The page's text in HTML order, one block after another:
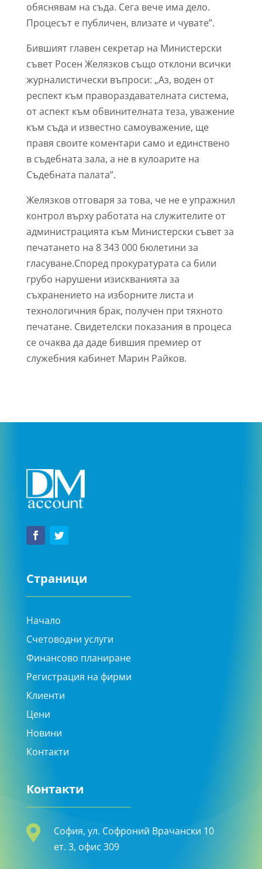
обяснявам на съда. Сега вече има дело.
Процесът е публичен, влизате и чувате”.
Бившият главен секретар на Министерски
съвет Росен Желязков също отклони всички
журналистически въпроси: „Аз, воден от
респект към правораздавателната система,
от аспект към обвинителната теза, уважение
към съда и известно самоуважение, ще
правя своите коментари само и единствено
в съдебната зала, а не в кулоарите на
Съдебната палата”.
Желязков отговаря за това, че не е упражнил
контрол върху работата на служителите от
администрацията към Министерски съвет за
печатането на 8 343 000 бюлетини за
гласуване.Според прокуратурата са били
грубо нарушени изискванията за
съхранението на изборните листа и
технологичния брак, получен при тяхното
печатане. Свидетелски показания в процеса
се очаква да даде бившия премиер от
служебния кабинет Марин Райков.
Страници
Начало
Счетоводни услуги
Финансово планиране
Регистрация на фирми
Клиенти
Цени
Новини
Контакти
Контакти

София, ул. Софроний Врачански 10
ет. 3, офис 309